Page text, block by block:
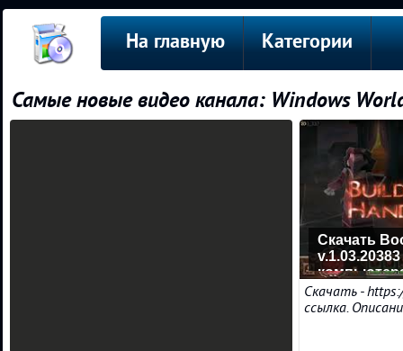
На главную Категории
Самые новые видео канала: Windows
Скачать
описание!
Скачать -
ссылка.